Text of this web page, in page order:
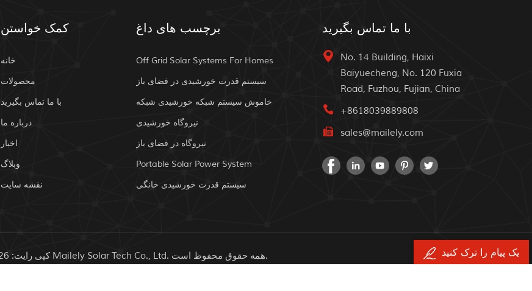
کمک خواستن
خانه
محصولات
با ما تماس بگیرید
درباره ما
اخبار
وبلاگ
نقشه سایت
برچسب های داغ
Off Grid Solar Systems For Homes
سیستم قدرت خورشیدی در فضای باز
خاموش سیستم شبکه خورشیدی شبکه
نیروگاه خورشیدی
نیروگاه در فضای باز
Portable Solar Power System
سیستم قدرت خورشیدی خانگی
با ما تماس بگیرید
No. 14 Building, Haixi
Baiyuecheng, No. 120 Fuxia
Road, Fuzhou, Fujian, China
+8618039889808
sales@mailely.com
© کپی رایت: 2026 Mailely Solar Tech Co., Ltd. همه حقوق محفوظ است.
یک پیام را ترک کنید